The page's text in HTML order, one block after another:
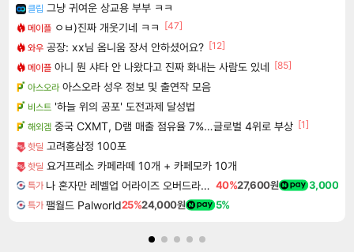
클립 그냥 귀여운 상교용 부부 ㅋㅋ
메이플 ㅇㅂ)진짜 개웃기네 ㅋㅋ
[47]
와우 공장: xx님 옴니움 장서 안하셨어요? [12]
메이플 아니 뭔 샤타 안 나왔다고 진짜 화내는 사람도 있네 [85]
아스오라 아스오라 성우 정보 및 출연작 모음
비스트 '하늘 위의 공포' 도전과제 달성법
해외겜 중국 CXMT, D램 매출 점유율 7%…글로벌 4위로 부상 [1]
핫딜 고려홍삼정 100포
핫딜 요거프레소 카페라떼 10개 + 카페모카 10개
특가 나 혼자만 레벨업 어라이즈 오버드라이브 Solo Leveling Arise 40%27,600원 3,000
특가 팰월드 Palworld25%24,000원 5%